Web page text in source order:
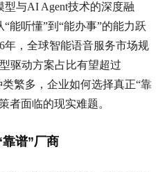
与AI Agent技术的深度融
能听懂”到“能办事”的能力跃
年，全球智能语音服务市场规
驱动方案占比有望超过
繁多，企业如何选择真正“靠
者面临的现实难题。
谱”厂商